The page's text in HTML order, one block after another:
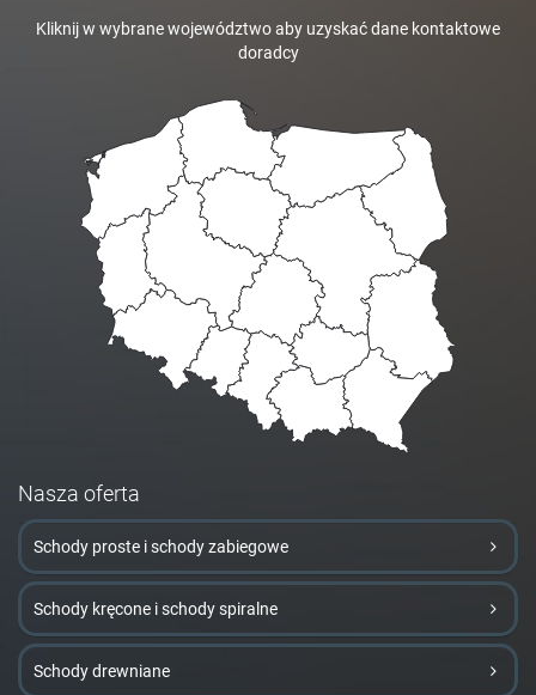
Kliknij w wybrane województwo aby uzyskać dane kontaktowe
doradcy
Nasza oferta
Schody proste i schody zabiegowe
Schody kręcone i schody spiralne
Schody drewniane